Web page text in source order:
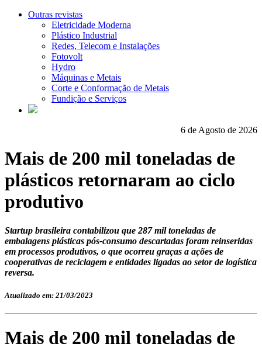
Outras revistas
Eletricidade Moderna
Plástico Industrial
Redes, Telecom e Instalações
Fotovolt
Hydro
Máquinas e Metais
Corte e Conformação de Metais
Fundição e Serviços
6 de Agosto de 2026
Mais de 200 mil toneladas de
plásticos retornaram ao ciclo
produtivo
Startup brasileira contabilizou que 287 mil toneladas de
embalagens plásticas pós-consumo descartadas foram reinseridas
em processos produtivos, o que ocorreu graças a ações de
cooperativas de reciclagem e entidades ligadas ao setor de logística
reversa.
Atualizado em: 21/03/2023
Mais de 200 mil toneladas de